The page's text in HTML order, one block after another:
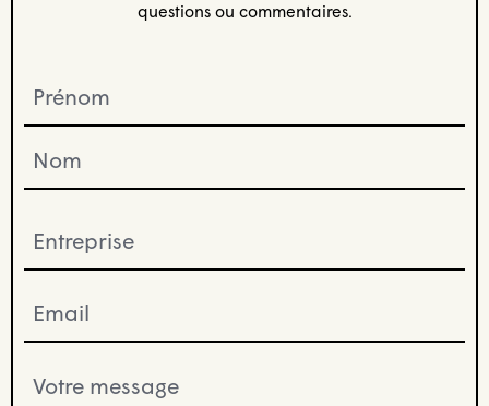
questions ou commentaires.
(Nécessaire)
(Nécessaire)
message